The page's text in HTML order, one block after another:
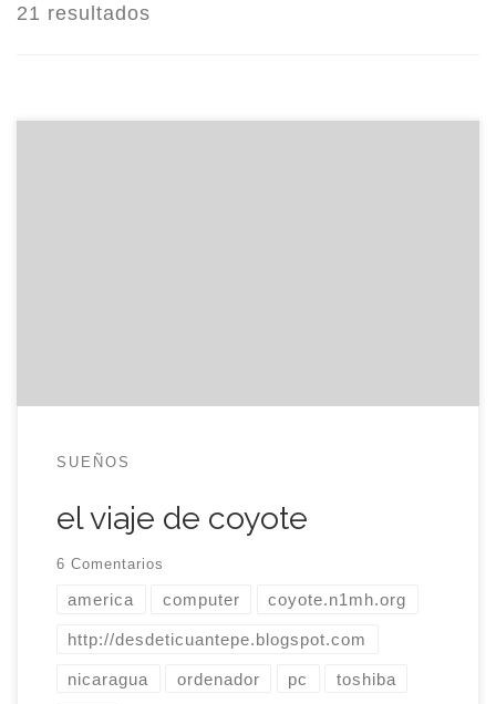
21 resultados
SUEÑOS
el viaje de coyote
6 Comentarios
america computer coyote.n1mh.org
http://desdeticuantepe.blogspot.com
nicaragua ordenador pc toshiba